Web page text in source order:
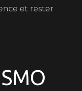
et rester